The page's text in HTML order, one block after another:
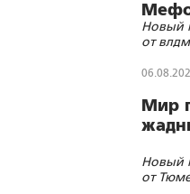
Новый
от
Мир
Новый
от